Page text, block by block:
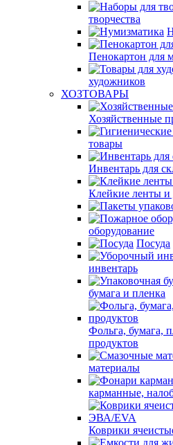
творчества
Пенокартон для
художников
ХОЗТОВАРЫ
Хозяйственные
товары
Инвентарь для
Клейкие ленты
оборудование
Посуда
инвентарь
бумага и пленка
Фольга, бумага,
продуктов
материалы
карманные,
Коврики